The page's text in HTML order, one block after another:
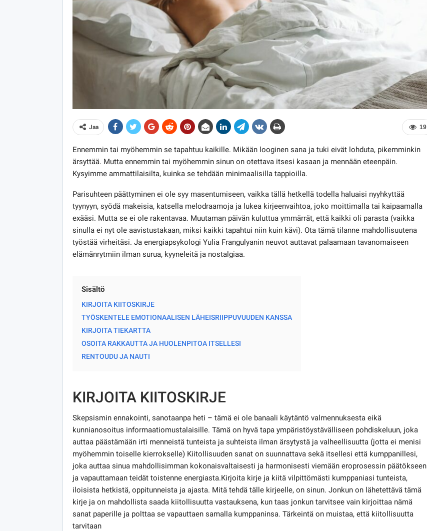
19
Jaa
Ennemmin tai myöhemmin se tapahtuu kaikille. Mikään looginen sana ja tuki eivät lohduta, pikemminkin
ärsyttää. Mutta ennemmin tai myöhemmin sinun on otettava itsesi kasaan ja mennään eteenpäin.
Kysyimme ammattilaisilta, kuinka se tehdään minimaalisilla tappioilla.
Parisuhteen päättyminen ei ole syy masentumiseen, vaikka tällä hetkellä todella haluaisi nyyhkyttää
tyynyyn, syödä makeisia, katsella melodraamoja ja lukea kirjeenvaihtoa, joko moittimalla tai kaipaamalla
exääsi. Mutta se ei ole rakentavaa. Muutaman päivän kuluttua ymmärrät, että kaikki oli parasta (vaikka
sinulla ei nyt ole aavistustakaan, miksi kaikki tapahtui niin kuin kävi). Ota tämä tilanne mahdollisuutena
työstää virheitäsi. Ja energiapsykologi Yulia Frangulyanin neuvot auttavat palaamaan tavanomaiseen
elämänrytmiin ilman surua, kyyneleitä ja nostalgiaa.
Sisältö
KIRJOITA KIITOSKIRJE
TYÖSKENTELE EMOTIONAALISEN LÄHEISRIIPPUVUUDEN KANSSA
KIRJOITA TIEKARTTA
OSOITA RAKKAUTTA JA HUOLENPITOA ITSELLESI
RENTOUDU JA NAUTI
KIRJOITA KIITOSKIRJE
Skepsismin ennakointi, sanotaanpa heti – tämä ei ole banaali käytäntö valmennuksesta eikä
kunnianosoitus informaatiomustalaisille. Tämä on hyvä tapa ympäristöystävälliseen pohdiskeluun, joka
auttaa päästämään irti menneistä tunteista ja suhteista ilman ärsytystä ja valheellisuutta (jotta ei menisi
myöhemmin toiselle kierrokselle) Kiitollisuuden sanat on suunnattava sekä itsellesi että kumppanillesi,
joka auttaa sinua mahdollisimman kokonaisvaltaisesti ja harmonisesti viemään eroprosessin päätökseen
ja vapauttamaan teidät toistenne energiasta.Kirjoita kirje ja kiitä vilpittömästi kumppaniasi tunteista,
iloisista hetkistä, oppitunneista ja ajasta. Mitä tehdä tälle kirjeelle, on sinun. Jonkun on lähetettävä tämä
kirje ja on mahdollista saada kiitollisuutta vastauksena, kun taas jonkun tarvitsee vain kirjoittaa nämä
sanat paperille ja polttaa se vapauttaen samalla kumppaninsa. Tärkeintä on muistaa, että kiitollisuutta
tarvitaan